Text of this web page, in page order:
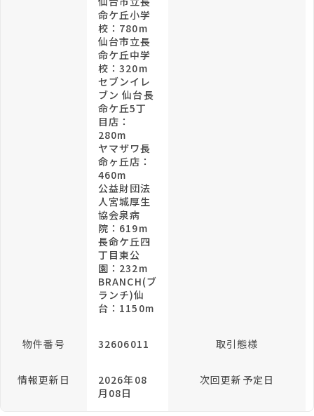
命ケ丘小学
校：780m
仙台市立長
命ケ丘中学
校：320m
セブンイレ
ブン 仙台長
命ケ丘5丁
目店：
280m
ヤマザワ長
命ヶ丘店：
460m
公益財団法
人宮城厚生
協会泉病
院：619m
長命ケ丘四
丁目東公
園：232m
BRANCH(ブ
ランチ)仙
台：1150m
物件番号 32606011 取引態様
情報更新日
2026年08
月08日
次回更新予定日